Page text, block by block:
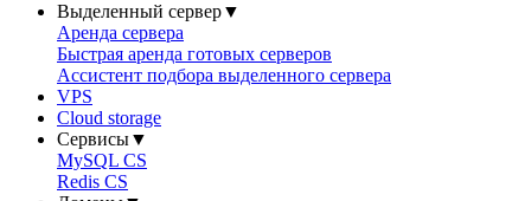
Выделенный сервер▼
Аренда сервера
Быстрая аренда готовых серверов
Ассистент подбора выделенного сервера
VPS
Cloud storage
Сервисы▼
MySQL CS
Redis CS